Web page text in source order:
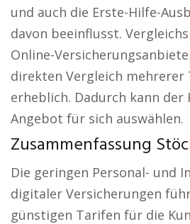
und auch die Erste-Hilfe-
davon beeinflusst.
Online-
direkten Vergleich mehrerer
erheblich. Dadurch kann der
Angebot für sich auswählen.
Zusammenfassung
Die geringen Personal- und
digitaler Versicherungen
günstigen Tarifen für die